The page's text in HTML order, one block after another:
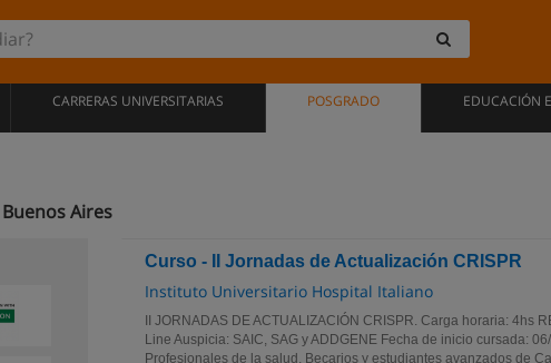
CARRERAS UNIVERSITARIAS POSGRADO EDUCACIÓN
Aires
Curso - II Jornadas de Actualización CRISPR
Instituto Universitario Hospital Italiano
II JORNADAS DE ACTUALIZACIÓN CRISPR. Carga horaria: 4hs
Line Auspicia: SAIC, SAG y ADDGENE Fecha de inicio cursada:
Profesionales de la salud, Becarios y estudiantes avanzados de